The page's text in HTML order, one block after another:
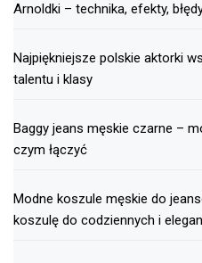
Arnoldki – technika, efekty,
Najpiękniejsze polskie aktorki
talentu i klasy
Baggy jeans męskie czarne –
czym łączyć
Modne koszule męskie do
koszulę do codziennych i